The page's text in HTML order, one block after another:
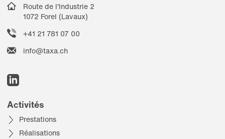
Route de l'Industrie 2
1072 Forel (Lavaux)
+41 21 781 07 00
info@taxa.ch
Activités
Prestations
Réalisations